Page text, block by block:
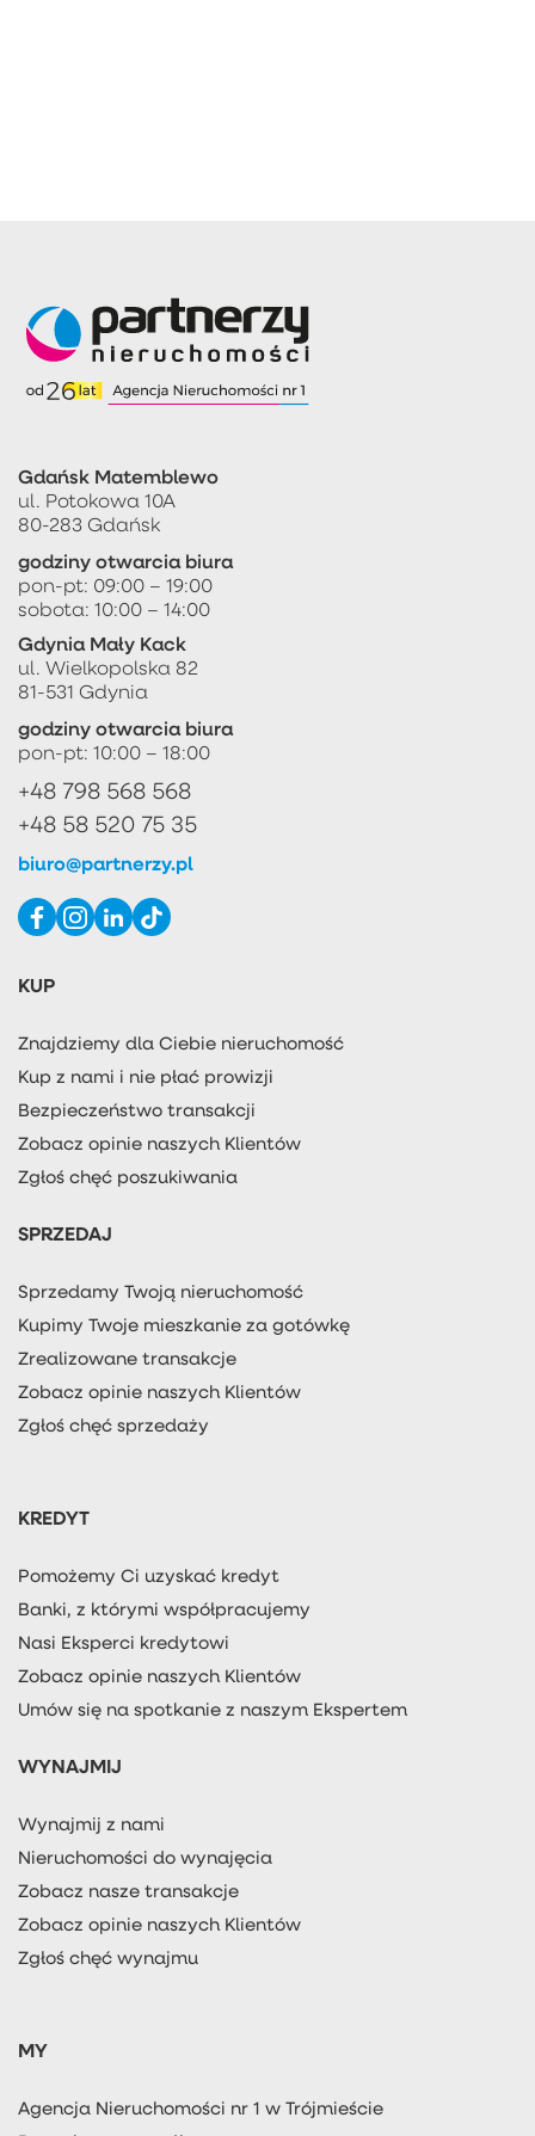
Gdańsk Matemblewo
ul. Potokowa 10A
80-283 Gdańsk
godziny otwarcia biura
pon-pt: 09:00 – 19:00
sobota: 10:00 – 14:00
Gdynia Mały Kack
ul. Wielkopolska 82
81-531 Gdynia
godziny otwarcia biura
pon-pt: 10:00 – 18:00
+48 798 568 568
+48 58 520 75 35
biuro@partnerzy.pl
KUP
Znajdziemy dla Ciebie nieruchomość
Kup z nami i nie płać prowizji
Bezpieczeństwo transakcji
Zobacz opinie naszych Klientów
Zgłoś chęć poszukiwania
SPRZEDAJ
Sprzedamy Twoją nieruchomość
Kupimy Twoje mieszkanie za gotówkę
Zrealizowane transakcje
Zobacz opinie naszych Klientów
Zgłoś chęć sprzedaży
KREDYT
Pomożemy Ci uzyskać kredyt
Banki, z którymi współpracujemy
Nasi Eksperci kredytowi
Zobacz opinie naszych Klientów
Umów się na spotkanie z naszym Ekspertem
WYNAJMIJ
Wynajmij z nami
Nieruchomości do wynajęcia
Zobacz nasze transakcje
Zobacz opinie naszych Klientów
Zgłoś chęć wynajmu
MY
Agencja Nieruchomości nr 1 w Trójmieście